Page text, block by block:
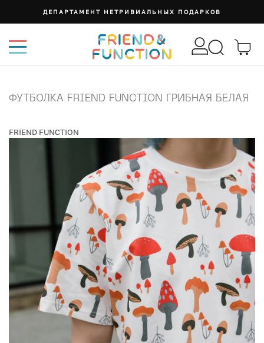
ДЕПАРТАМЕНТ НЕТРИВИАЛЬНЫХ ПОДАРКОВ
ФУТБОЛКА FRIEND FUNCTION ГРИБНАЯ БЕЛАЯ
FRIEND FUNCTION